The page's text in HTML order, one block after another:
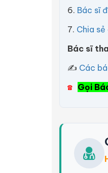
6. Bác sĩ
7. Chia sẻ
Bác sĩ
✍ Các
☎ Gọi